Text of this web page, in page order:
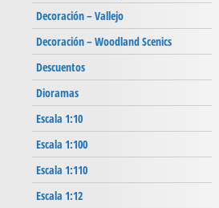
Decoración – Vallejo
Decoración – Woodland Scenics
Descuentos
Dioramas
Escala 1:10
Escala 1:100
Escala 1:110
Escala 1:12